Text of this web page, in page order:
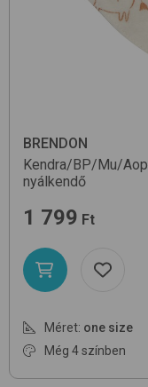
BRENDON
Kendra/BP/Mu/Aop
nyálkendő
1 799 Ft
Méret: one size
Még 4 színben